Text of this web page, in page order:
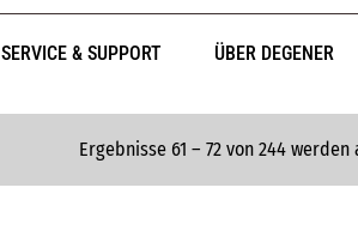
SERVICE & SUPPORT ÜBER DEGENER
Ergebnisse 61 – 72 von 244 werden